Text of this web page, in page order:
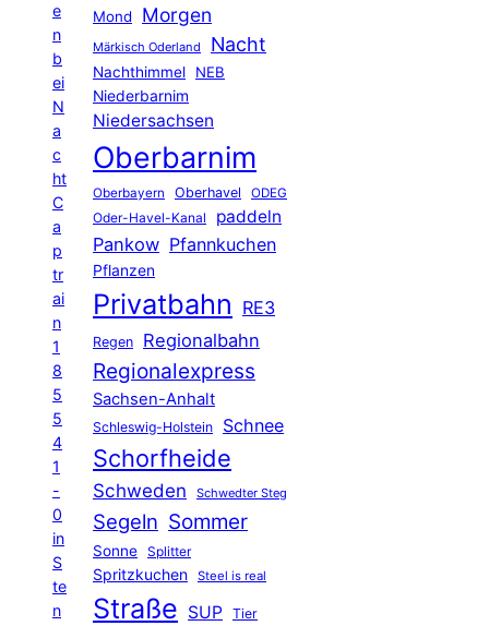
e
n
b
ei
N
a
c
ht
C
a
p
tr
ai
n
1
8
5
5
4
1
-
0
in
S
te
n
Mond
Morgen
Märkisch Oderland Nacht
Nachthimmel
NEB
Niederbarnim
Niedersachsen
Oberbarnim
Oberbayern Oberhavel ODEG
Oder-Havel-Kanal paddeln
Pankow Pfannkuchen
Pflanzen
Privatbahn RE3
Regen Regionalbahn
Regionalexpress
Sachsen-Anhalt
Schleswig-Holstein Schnee
Schorfheide
Schweden Schwedter Steg
Segeln Sommer
Sonne Splitter
Spritzkuchen Steel is real
Straße SUP Tier